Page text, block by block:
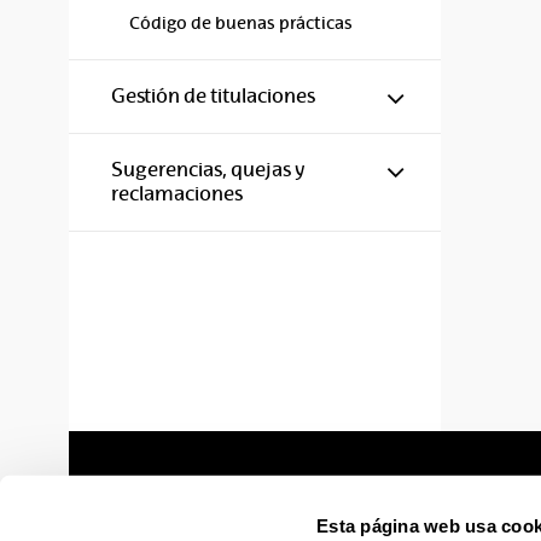
Esta página web usa
Código de buenas prácticas
Gestión de titulaciones Mostrar/
Sugerencias, quejas y
reclamaciones
Mostrar/